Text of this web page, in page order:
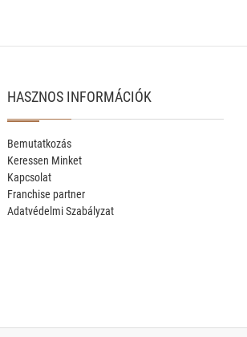
HASZNOS INFORMÁCIÓK
Bemutatkozás
Keressen Minket
Kapcsolat
Franchise partner
Adatvédelmi Szabályzat